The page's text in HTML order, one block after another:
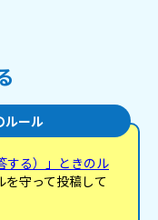
ルール
する）」ときのル
を守って投稿して